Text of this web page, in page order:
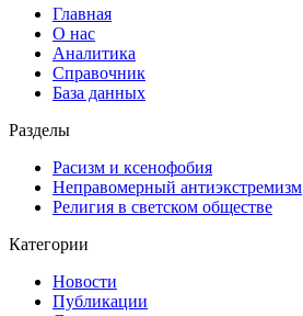
Главная
О нас
Аналитика
Справочник
База данных
Разделы
Расизм и ксенофобия
Неправомерный антиэкстремизм
Религия в светском обществе
Категории
Новости
Публикации